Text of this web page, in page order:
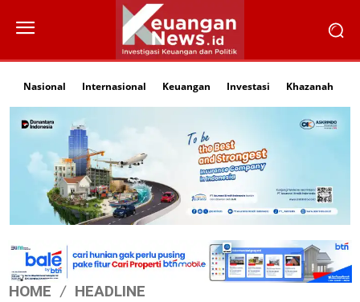
Nasional Internasional Keuangan Investasi Khazanah
HOME HEADLINE